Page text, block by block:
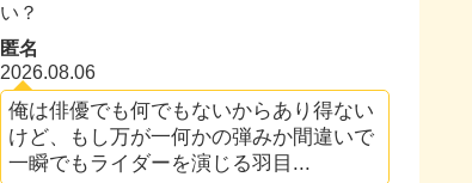
い？
匿名
2026.08.06
俺は俳優でも何でもないからあり得ない
けど、もし万が一何かの弾みか間違いで
一瞬でもライダーを演じる羽目...